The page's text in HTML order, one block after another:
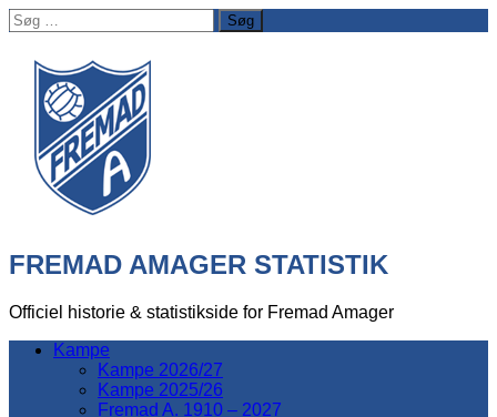
Søg
efter:
FREMAD AMAGER STATISTIK
Officiel historie & statistikside for Fremad Amager
Kampe
Kampe 2026/27
Kampe 2025/26
Fremad A. 1910 – 2027